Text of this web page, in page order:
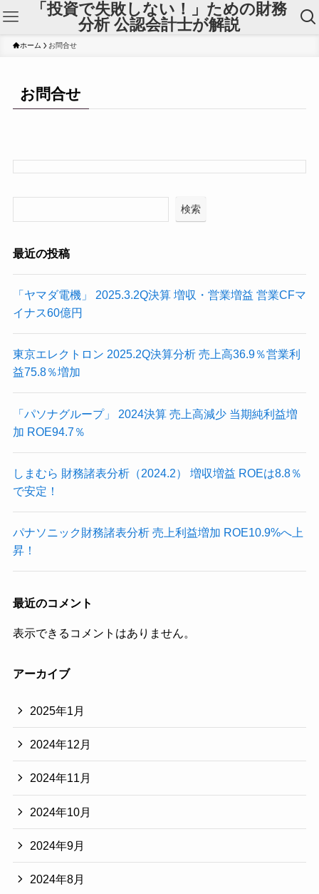
「投資で失敗しない！」ための財務
分析 公認会計士が解説
ホーム お問合せ
お問合せ
検索
最近の投稿
「ヤマダ電機」 2025.3.2Q決算 増収・営業増益 営業CFマ
イナス60億円
東京エレクトロン 2025.2Q決算分析 売上高36.9％営業利
益75.8％増加
「パソナグループ」 2024決算 売上高減少 当期純利益増
加 ROE94.7％
しまむら 財務諸表分析（2024.2） 増収増益 ROEは8.8％
で安定！
パナソニック財務諸表分析 売上利益増加 ROE10.9%へ上
昇！
最近のコメント
表示できるコメントはありません。
アーカイブ
2025年1月
2024年12月
2024年11月
2024年10月
2024年9月
2024年8月